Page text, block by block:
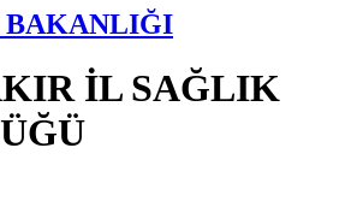
BAKANLIĞI
İL SAĞLIK